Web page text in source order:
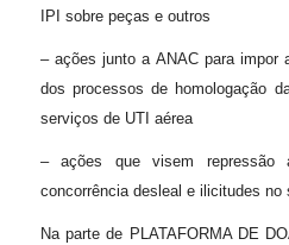
IPI sobre peças e outros
– ações junto a ANAC para impor
dos processos de homologação
serviços de UTI aérea
– ações que visem repressão
concorrência desleal e ilicitudes no
Na parte de PLATAFORMA DE